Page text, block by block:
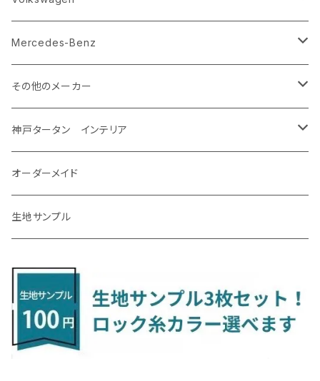
H12/5～H28/8 20/30系
H31/4～R7/12 50系
アイシス
H24/6～H29/12 10系
アクア
H23/12～R3/7 NHP10
R3/7～ MXPK系
アベンシス
H23/9～H30/4 270系
アリオン
H23/10～R3/3 260系
アルファード/ヴェルファイアＨＶ
H27/1～R5/6 30系
R5/6～ 40系
H24/4～29/10 20系
ヴィッツ
H22/12～R2/3 130系
ヴォクシー
R5/12〜 4人乗 TAWH15W
R6/5～ 6人乗 TAWH15W
ＬＳ４６０
H18/9～H29/10
ＬＳ６００ｈ
H19/5～H29/10
ＬＳ５００/ＬＳ５００ｈ
H29/10～
ＬＸ
H27/9～R3/10 URJ201W
ＮＸ
R3/11～ 20系
H26/10～
ＲＸ
H27/10～R4/7 20系5人乗
ＵＸ
H25/12～R4/7 T32
R4/7～ T33
エルグランド
H22/8～R8/7 E52
R8/7～ E53
オーラ
R3/8～ E13
ＮＶ３５０キャラバン
H24/6～ E26 3人乗
H24/6～ E26 5・6人乗
キューブ
H14/10～R2/3 Z11・Z12
キックス
R2/6~R8/6 15系(e-POWER)
R8/6～ 16系
H11/6～H16/10 Y34
サクラ
R4/5～ B6AW
シーマ
H27/4～H30/3 YAM
クロストレック
R4/9～ GU系
サンバーバン/ディアス
H11/2～H24/2 TV系
H24/4～R4/1 S3系
サンバートラック
H24/2～H26/9 S200系
H26/9～ S500系
シフォン
H28/12～R1/7 LA600/610
ジャスティ
H23/5～ LA100系
ソルテラ
R4/5~ XEAM10X・YEAM15X
ディアスワゴン
R4/9～ KH系
ＭＡＺＤＡ２
R1/9～ DJ系
ＭＡＺＤＡ３
R1/5～ BP系
ＭＡＺＤＡ６
R1/8～ GJ系
ＭＸ－３０
R2/10～ DREJ3P
アクセラ/アクセラ・スポーツ
H24/11～R1/8 GJ系
キャロル
H27/1～ HB36/37/97S
キャロルエコ
H27/9～R5/6 LA250/260S
グランマックスカーゴ
R2/9～ S403/413V
グランマックストラック
R2/9～ S403/413P
コペン
H14/6～ L880/LA400K
タフト
R2/6～ LA900/910S
タント
R1/7～ LA650/660
H28/11～ M900系
ハイゼット・キャディー
H28/6～R3/9 LA700V
ハイゼット・カーゴ
H26/12～R3/12 HA36
R3/12～ HA37/97S
アルトラパン/アルトラパンショコラ
H20/11～ HE22/33S
アルトラパンLC
R4/6～ HE33S
イグニス
H28/2～ FF21S
エスクード
H17/5～H27/10 TA/TD系
エブリィ
H13/9～ DA系
クロスビー(XBEE)
H29/12～R7/10 MN71S
ジムニー
H26/2～ B11A/B30系/BA系
ｅｋスペースカスタム/ｅｋクロススペース
H26/2～ B11A/B30系
ｅｋワゴン
H25/6～ B11W/B30系
ｅｋカスタム/ｅｋクロス
H25/6～H31/3 ｅｋカスタム
H31/3～ ｅｋクロス
ekクロスEV
R4/6～ B5AW
アイミーブ
H24/10～R2/12 GF系
アウトランダーＰＨＥＶ
H25/1～ GG/GN系 5人乗
エクリプスクロス/エクリプスクロスPHEV
H23/12～28/8 RM1/4
H30/8～R4/12 RW1/2・RT5/6 5人乗り
CR-Z
H22/2～29/1 ZF1・ZF2
NBOX/NBOXカスタム
H23/12～H29/9 JF1/2
H29/9～R5/10 JF3/4
NBOXプラス/NBOXプラスカスタム
H24/7～H29/8 JF1/2
NBOXスラッシュ
H26/12～R2/2 JF1/2
NBOXジョイ
H24/11～R2/3 JG1・JG2
R2/11～ JG3・JG4
N-ONE e:
R7/9~ JG5
N-VAN
アップ
H24/10～R3/3 AA系
アルテオン
H29/10～ ３HD系
ゴルフ
H25/4～R3/4 AU系
R3/6～ CDD系
H16/4～28/1 １T系 トゥラン
シャラン
H23/2～ 7N系
Tクロス
R2/7～ A1D系
ティグアン
H20/9～H29/1 5NC系
トゥアレグ
Mercedes-Benz
Ａクラス
H24/11～30/10
H30/10～
Ｂクラス
H24/4～R1/6
Ｃクラス
H26/7～R4/2
ＣＬＡクラス
H27/6～R1/8
ＣＬＳクラス
H30/6～
Ｅクラス
その他のメーカー
MINI
MINIクロスオーバー
神戸タータン インテリア
ラグマット
ラグマットセカンド（L）
ラグマットミニ（S）
オーダーメイド
生地サンプル